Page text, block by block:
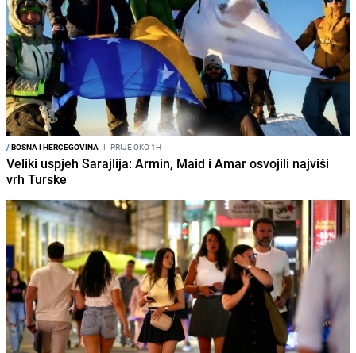
/BOSNA I HERCEGOVINA I PRIJE OKO 1H
Veliki uspjeh Sarajlija: Armin, Maid i Amar osvojili najviši
vrh Turske